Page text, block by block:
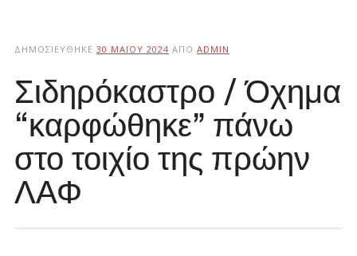
ΔΗΜΟΣΙΕΎΘΗΚΕ 30 ΜΑΪ́ΟΥ 2024 ΑΠΌ ADMIN
Σιδηρόκαστρο / Όχημα
“καρφώθηκε” πάνω
στο τοιχίο της πρώην
ΛΑΦ